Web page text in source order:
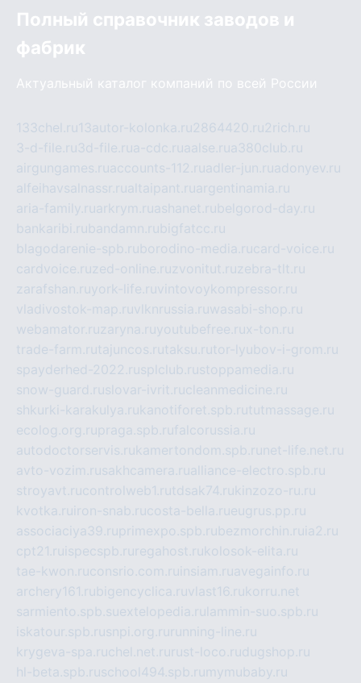
Полный справочник заводов и
фабрик
Актуальный каталог компаний по всей России
133chel.ru13autor-kolonka.ru2864420.ru2rich.ru
3-d-file.ru3d-file.rua-cdc.ruaalse.rua380club.ru
airgungames.ruaccounts-112.ruadler-jun.ruadonyev.ru
alfeihavsalnassr.rualtaipant.ruargentinamia.ru
aria-family.ruarkrym.ruashanet.rubelgorod-day.ru
bankaribi.rubandamn.rubigfatcc.ru
blagodarenie-spb.ruborodino-media.rucard-voice.ru
cardvoice.ruzed-online.ruzvonitut.ruzebra-tlt.ru
zarafshan.ruyork-life.ruvintovoykompressor.ru
vladivostok-map.ruvlknrussia.ruwasabi-shop.ru
webamator.ruzaryna.ruyoutubefree.rux-ton.ru
trade-farm.rutajuncos.rutaksu.rutor-lyubov-i-grom.ru
spayderhed-2022.rusplclub.rustoppamedia.ru
snow-guard.ruslovar-ivrit.rucleanmedicine.ru
shkurki-karakulya.rukanotiforet.spb.rututmassage.ru
ecolog.org.rupraga.spb.rufalcorussia.ru
autodoctorservis.rukamertondom.spb.ru net-life.net.ru
avto-vozim.rusakhcamera.rualliance-electro.spb.ru
stroyavt.rucontrolweb1.rutdsak74.rukinzozo-ru.ru
kvotka.ru iron-snab.rucosta-bella.rueugrus.pp.ru
associaciya39.ruprimexpo.spb.rubezmorchin.ru ia2.ru
cpt21.ru ispecspb.ru regahost.rukolosok-elita.ru
tae-kwon.ruconsrio.com.ru insiam.ruavegainfo.ru
archery161.rubigencyclica.ruvlast16.rukorru.net
sarmiento.spb.suextelopedia.ru lammin-suo.spb.ru
iskatour.spb.rusnpi.org.ru running-line.ru
krygeva-spa.ruchel.net.ru rust-loco.rudugshop.ru
hl-beta.spb.ruschool494.spb.ru mymubaby.ru